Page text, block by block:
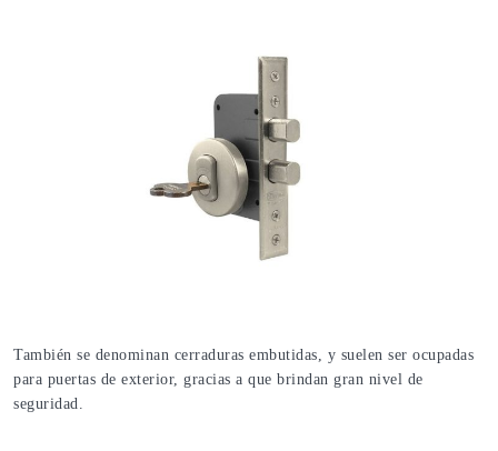
También se denominan cerraduras embutidas, y suelen ser ocupadas
para puertas de exterior, gracias a que brindan gran nivel de
seguridad.